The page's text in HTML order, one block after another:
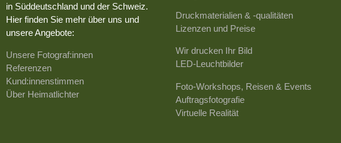
in Süddeutschland und der Schweiz.
Hier finden Sie mehr über uns und
unsere Angebote:
Unsere Fotograf:innen
Referenzen
Kund:innenstimmen
Über Heimatlichter
Druckmaterialien & -qualitäten
Lizenzen und Preise
Wir drucken Ihr Bild
LED-Leuchtbilder
Foto-Workshops, Reisen & Events
Auftragsfotografie
Virtuelle Realität